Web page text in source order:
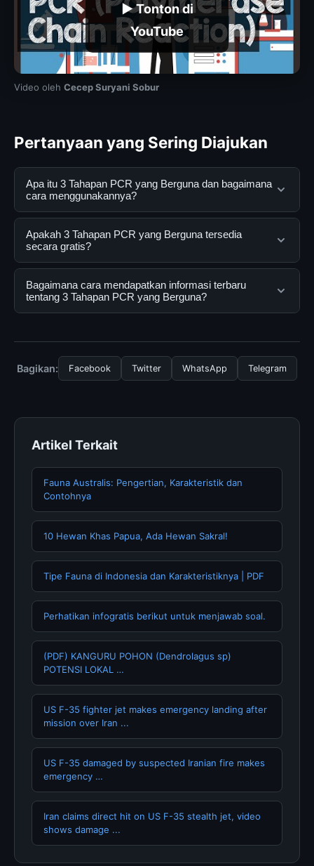
▶ Tonton di
YouTube
Video oleh Cecep Suryani Sobur
Pertanyaan yang Sering Diajukan
Apa itu 3 Tahapan PCR yang Berguna dan bagaimana
cara menggunakannya?
3 Tahapan PCR yang Berguna adalah layanan digital
yang dirancang untuk membantu pengguna
mendapatkan informasi lengkap dan terpercaya. Anda
dapat menggunakannya dengan mengunjungi situs
resmi dan mengikuti panduan yang tersedia.
Apakah 3 Tahapan PCR yang Berguna tersedia
secara gratis?
Ya, 3 Tahapan PCR yang Berguna dapat diakses secara
gratis oleh semua pengguna. Tidak ada biaya
tersembunyi atau langganan yang diperlukan untuk
Bagaimana cara mendapatkan informasi terbaru
tentang 3 Tahapan PCR yang Berguna?
halaman resmi kami secara berkala. Kami selalu
memperbarui konten dengan informasi terkini dan
Bagikan: Facebook Twitter WhatsApp Telegram
Artikel Terkait
Fauna Australis: Pengertian, Karakteristik dan
Contohnya
10 Hewan Khas Papua, Ada Hewan Sakral!
Tipe Fauna di Indonesia dan Karakteristiknya | PDF
Perhatikan infogratis berikut untuk menjawab soal.
(PDF) KANGURU POHON (Dendrolagus sp)
POTENSI LOKAL …
US F-35 fighter jet makes emergency landing after
mission over Iran ...
US F-35 damaged by suspected Iranian fire makes
emergency …
Iran claims direct hit on US F-35 stealth jet, video
shows damage ...